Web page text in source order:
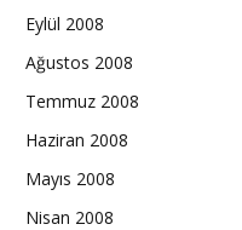
Eylül 2008
Ağustos 2008
Temmuz 2008
Haziran 2008
Mayıs 2008
Nisan 2008